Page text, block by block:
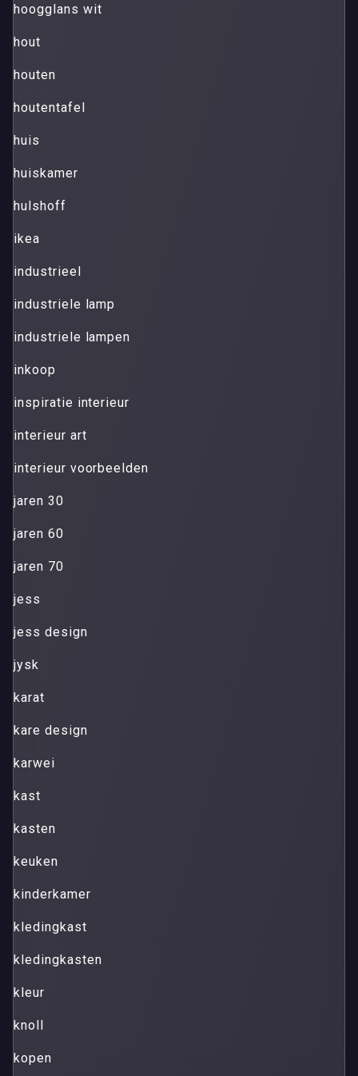
hoogglans wit
hout
houten
houtentafel
huis
huiskamer
hulshoff
ikea
industrieel
industriele lamp
industriele lampen
inkoop
inspiratie interieur
interieur art
interieur voorbeelden
jaren 30
jaren 60
jaren 70
jess
jess design
jysk
karat
kare design
karwei
kast
kasten
keuken
kinderkamer
kledingkast
kledingkasten
kleur
knoll
kopen